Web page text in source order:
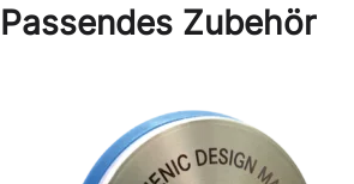
Passendes Zubehör